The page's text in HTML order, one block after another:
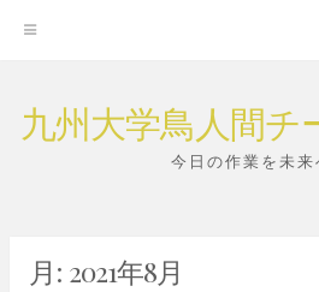
Skip
九州大学鳥人間チ
今日の作業を未来
月: 2021年8月